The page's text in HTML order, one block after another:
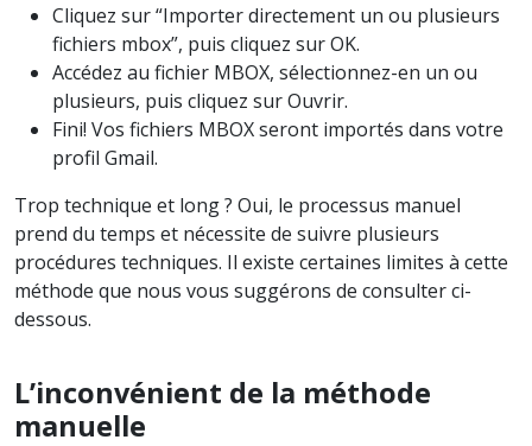
Cliquez sur “Importer directement un ou plusieurs
fichiers mbox”, puis cliquez sur OK.
Accédez au fichier MBOX, sélectionnez-en un ou
plusieurs, puis cliquez sur Ouvrir.
Fini! Vos fichiers MBOX seront importés dans votre
profil Gmail.
Trop technique et long ? Oui, le processus manuel
prend du temps et nécessite de suivre plusieurs
procédures techniques. Il existe certaines limites à cette
méthode que nous vous suggérons de consulter ci-
dessous.
L’inconvénient de la méthode
manuelle